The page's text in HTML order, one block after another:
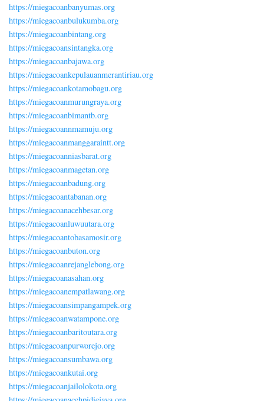
https://miegacoanbanyumas.org
https://miegacoanbulukumba.org
https://miegacoanbintang.org
https://miegacoansintangka.org
https://miegacoanbajawa.org
https://miegacoankepulauanmerantiriau.org
https://miegacoankotamobagu.org
https://miegacoanmurungraya.org
https://miegacoanbimantb.org
https://miegacoannmamuju.org
https://miegacoanmanggaraintt.org
https://miegacoanniasbarat.org
https://miegacoanmagetan.org
https://miegacoanbadung.org
https://miegacoantabanan.org
https://miegacoanacehbesar.org
https://miegacoanluwuutara.org
https://miegacoantobasamosir.org
https://miegacoanbuton.org
https://miegacoanrejanglebong.org
https://miegacoanasahan.org
https://miegacoanempatlawang.org
https://miegacoansimpangampek.org
https://miegacoanwatampone.org
https://miegacoanbaritoutara.org
https://miegacoanpurworejo.org
https://miegacoansumbawa.org
https://miegacoankutai.org
https://miegacoanjailolokota.org